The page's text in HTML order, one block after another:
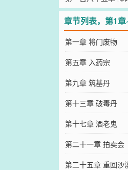
章节列表，第1
第一章 将门废物
第五章 入药宗
第九章 筑基丹
第十三章 破毒丹
第十七章 酒老鬼
第二十一章 拍卖会
第二十五章 重回沙